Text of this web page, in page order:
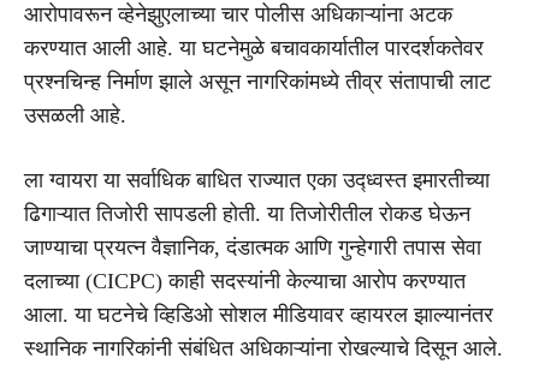
आरोपावरून व्हेनेझुएलाच्या चार पोलीस अधिकाऱ्यांना अटक
करण्यात आली आहे. या घटनेमुळे बचावकार्यातील पारदर्शकतेवर
प्रश्नचिन्ह निर्माण झाले असून नागरिकांमध्ये तीव्र संतापाची लाट
उसळली आहे.
ला ग्वायरा या सर्वाधिक बाधित राज्यात एका उद्ध्वस्त इमारतीच्या
ढिगाऱ्यात तिजोरी सापडली होती. या तिजोरीतील रोकड घेऊन
जाण्याचा प्रयत्न वैज्ञानिक, दंडात्मक आणि गुन्हेगारी तपास सेवा
दलाच्या (CICPC) काही सदस्यांनी केल्याचा आरोप करण्यात
आला. या घटनेचे व्हिडिओ सोशल मीडियावर व्हायरल झाल्यानंतर
स्थानिक नागरिकांनी संबंधित अधिकाऱ्यांना रोखल्याचे दिसून आले.